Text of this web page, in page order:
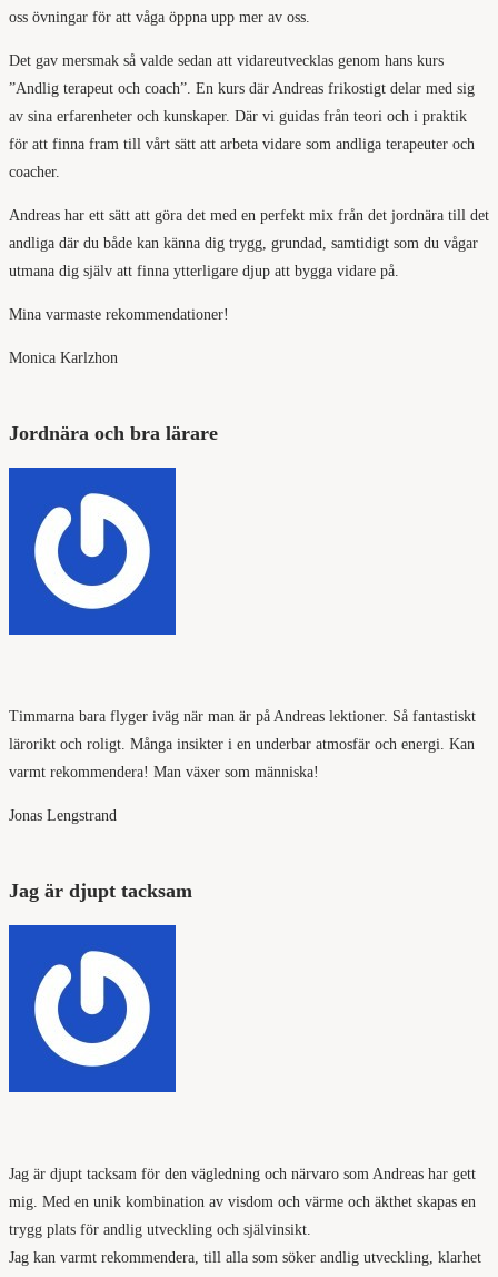
oss övningar för att våga öppna upp mer av oss.
Det gav mersmak så valde sedan att vidareutvecklas genom hans kurs
”Andlig terapeut och coach”. En kurs där Andreas frikostigt delar med sig
av sina erfarenheter och kunskaper. Där vi guidas från teori och i praktik
för att finna fram till vårt sätt att arbeta vidare som andliga terapeuter och
coacher.
Andreas har ett sätt att göra det med en perfekt mix från det jordnära till det
andliga där du både kan känna dig trygg, grundad, samtidigt som du vågar
utmana dig själv att finna ytterligare djup att bygga vidare på.
Mina varmaste rekommendationer!
Monica Karlzhon
Jordnära och bra lärare
Timmarna bara flyger iväg när man är på Andreas lektioner. Så fantastiskt
lärorikt och roligt. Många insikter i en underbar atmosfär och energi. Kan
varmt rekommendera! Man växer som människa!
Jonas Lengstrand
Jag är djupt tacksam
Jag är djupt tacksam för den vägledning och närvaro som Andreas har gett
mig. Med en unik kombination av visdom och värme och äkthet skapas en
trygg plats för andlig utveckling och självinsikt.
Jag kan varmt rekommendera, till alla som söker andlig utveckling, klarhet